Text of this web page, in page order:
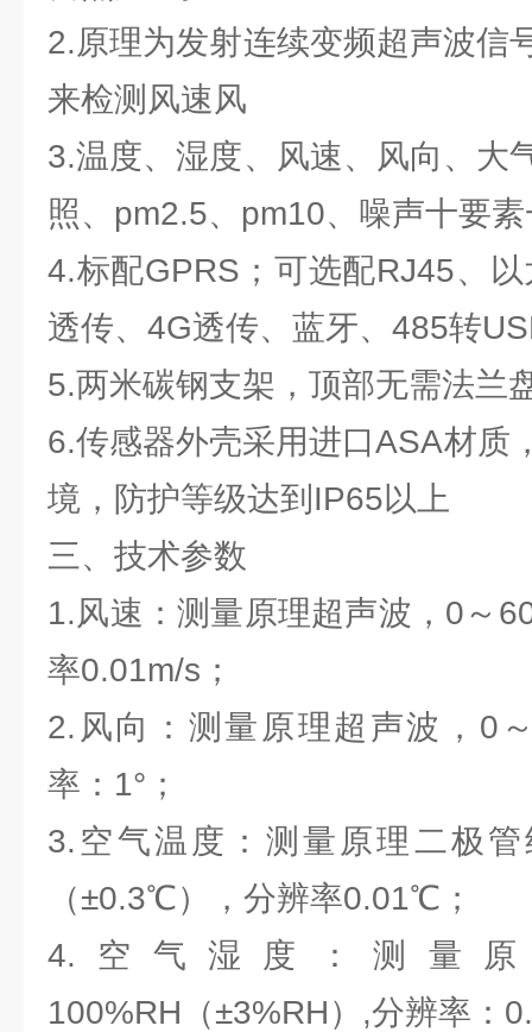
2.原理为发射连续变频超声波信
来检测风速风
3.温度、湿度、风速、风向、大
照、pm2.5、pm10、噪声十要
4.标配GPRS；可选配RJ45、
透传、4G透传、蓝牙、485转
5.两米碳钢支架，顶部无需法兰
6.传感器外壳采用进口ASA材质
境，防护等级达到IP65以上
三、技术参数
1.风速：测量原理超声波，0～
率0.01m/s；
2.风向：测量原理超声波，0
率：1°；
3.空气温度：测量原理二极
（±0.3℃），分辨率0.01℃；
4.空气湿度：测量
100%RH（±3%RH）,分辨率：